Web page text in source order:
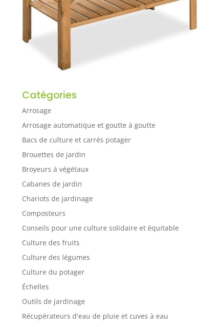
Catégories
Arrosage
Arrosage automatique et goutte à goutte
Bacs de culture et carrés potager
Brouettes de jardin
Broyeurs à végétaux
Cabanes de jardin
Chariots de jardinage
Composteurs
Conseils pour une culture solidaire et équitable
Culture des fruits
Culture des légumes
Culture du potager
Échelles
Outils de jardinage
Récupérateurs d'eau de pluie et cuves à eau